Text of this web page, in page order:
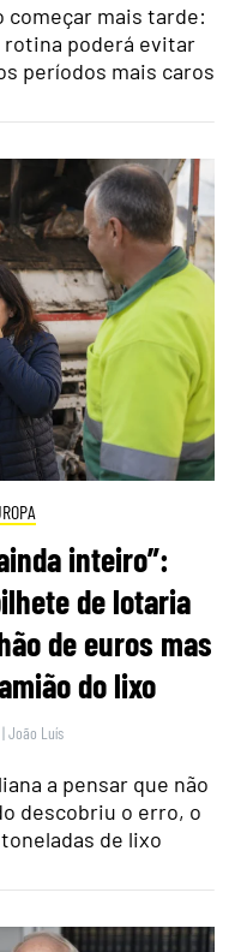
começar mais tarde:
rotina poderá evitar
períodos mais caros
inteiro”:
de lotaria
de euros mas
do lixo
|João Luís
a pensar que não
descobriu o erro, o
de lixo